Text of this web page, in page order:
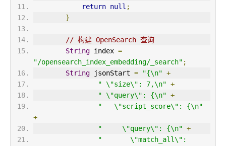
return null ;
}
// 构建 OpenSearch 查询
String index =
"/opensearch_index_embedding/_search" ;
String jsonStart = "{\n" +
" \"size\": 7,\n" +
" \"query\": {\n" +
"   \"script_score\": {\n"
+
"     \"query\": {\n" +
"       \"match_all\":